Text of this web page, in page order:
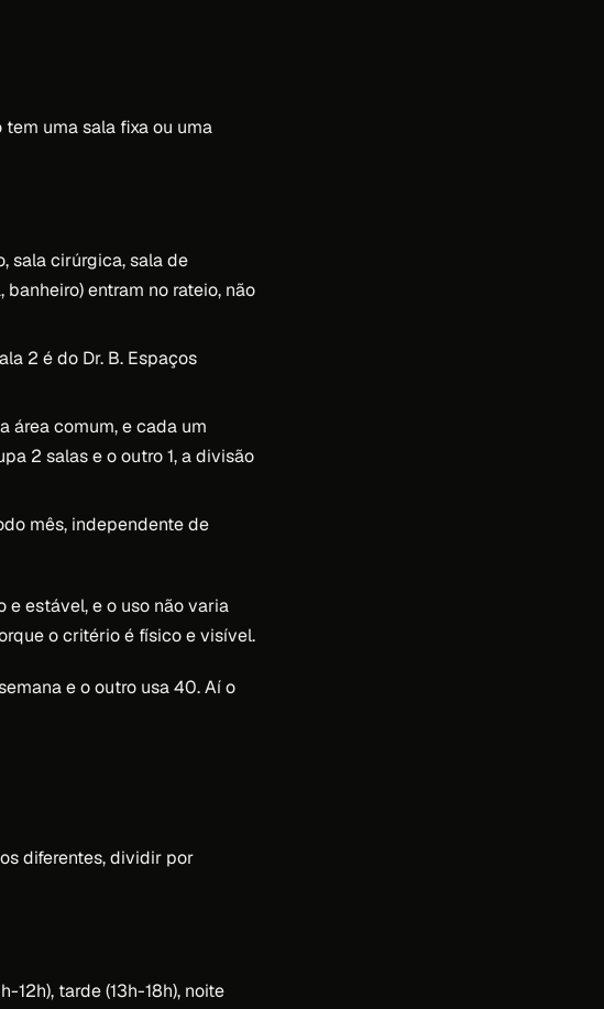
uma sala fixa ou uma
sala cirúrgica, sala de
entram no rateio, não
2 é do Dr. B. Espaços
área comum, e cada um
2 salas e o outro 1, a divisão
mês, independente de
estável, e o uso não varia
o critério é físico e visível.
e o outro usa 40. Aí o
diferentes, dividir por
12h), tarde (13h-18h), noite